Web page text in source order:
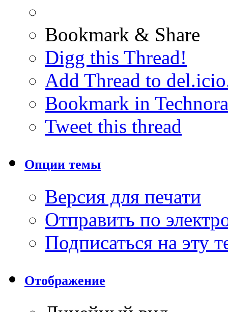
Bookmark & Share
Digg this Thread!
Add Thread to
Bookmark in
Tweet this thread
Опции темы
Версия для печати
Отправить по
Подписаться на эту
Отображение